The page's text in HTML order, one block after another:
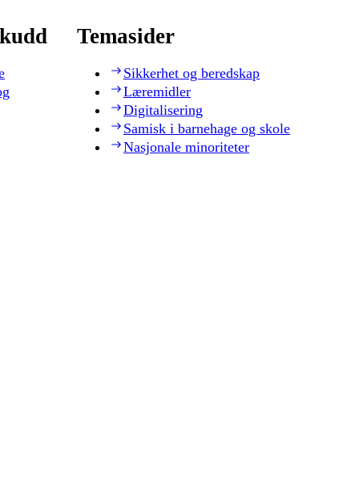
Temasider
Sikkerhet og beredskap
Læremidler
Digitalisering
Samisk i barnehage og skole
Nasjonale minoriteter